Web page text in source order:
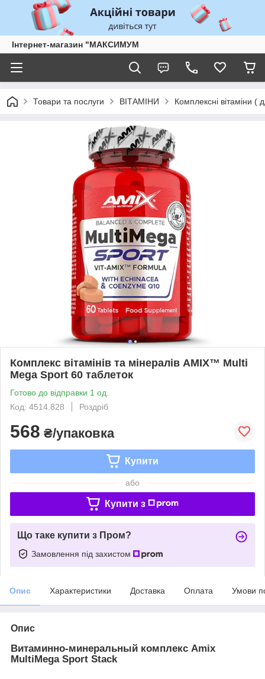
Інтернет-магазин "МАКСИМУМ
Товари та послуги ВІТАМІНИ Комплексні вітаміни (
Комплекс вітамінів та мінералів AMIX™ Multi
Mega Sport 60 таблеток
Готово до відправки 1 од.
Код: 4514.828
Роздріб
568 ₴/упаковка
Купити
або
Купити з
Що таке купити з Пром?
Замовлення під захистом
Опис Характеристики Доставка Оплата Умови
Опис
Витаминно-минеральный комплекс Amix
MultiMega Sport Stack